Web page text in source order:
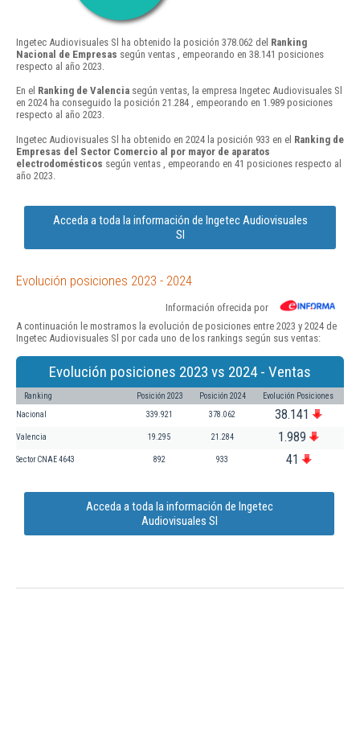
Ingetec Audiovisuales Sl ha obtenido la posición 378.062 del Ranking
Nacional de Empresas según ventas , empeorando en 38.141 posiciones
respecto al año 2023.
En el Ranking de Valencia según ventas, la empresa Ingetec Audiovisuales Sl
en 2024 ha conseguido la posición 21.284 , empeorando en 1.989 posiciones
respecto al año 2023.
Ingetec Audiovisuales Sl ha obtenido en 2024 la posición 933 en el Ranking de
Empresas del Sector Comercio al por mayor de aparatos
electrodomésticos según ventas , empeorando en 41 posiciones respecto al
año 2023.
Acceda a toda la información de Ingetec Audiovisuales
Sl
Evolución posiciones 2023 - 2024
Información ofrecida por
A continuación le mostramos la evolución de posiciones entre 2023 y 2024 de
Ingetec Audiovisuales Sl por cada uno de los rankings según sus ventas:
Evolución posiciones 2023 vs 2024 - Ventas
Ranking Posición 2023 Posición 2024 Evolución Posiciones
Nacional 339.921 378.062 38.141
Valencia 19.295 21.284 1.989
Sector CNAE 4643 892 933 41
Acceda a toda la información de Ingetec
Audiovisuales Sl